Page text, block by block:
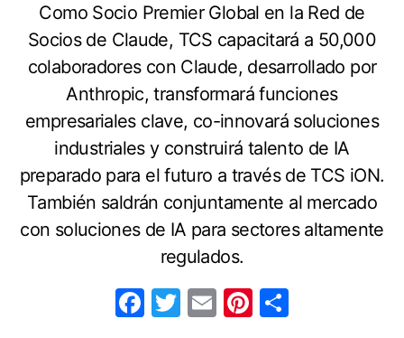
Como Socio Premier Global en la Red de
Socios de Claude, TCS capacitará a 50,000
colaboradores con Claude, desarrollado por
Anthropic, transformará funciones
empresariales clave, co-innovará soluciones
industriales y construirá talento de IA
preparado para el futuro a través de TCS iON.
También saldrán conjuntamente al mercado
con soluciones de IA para sectores altamente
regulados.
F T E Pi